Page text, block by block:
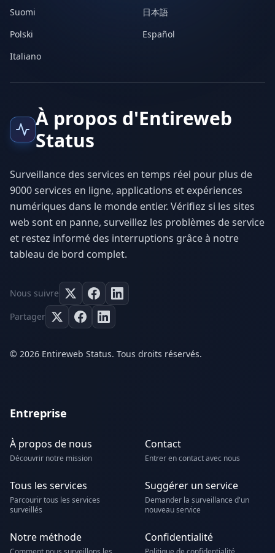
Suomi
日本語
Polski
Español
Italiano
À propos d'Entireweb
Status
Surveillance des services en temps réel pour plus de
9000 services en ligne, applications et expériences
numériques dans le monde entier. Vérifiez si les sites
web sont en panne, surveillez les problèmes de service
et restez informé des interruptions grâce à notre
tableau de bord complet.
Nous suivre
Partager
© 2026 Entireweb Status. Tous droits réservés.
Entreprise
À propos de nous
Découvrir notre mission
Contact
Entrer en contact avec nous
Tous les services
Parcourir tous les services
surveillés
Suggérer un service
Demander la surveillance d'un
nouveau service
Notre méthode Confidentialité